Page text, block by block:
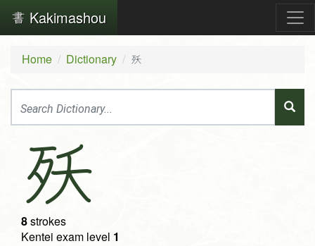
Kakimashou
Home Dictionary 殀
殀
8strokes
Kentei exam level 1